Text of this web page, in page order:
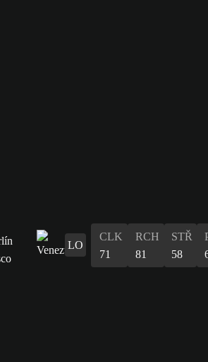
LO
CLK
71
RCH
81
STŘ
58